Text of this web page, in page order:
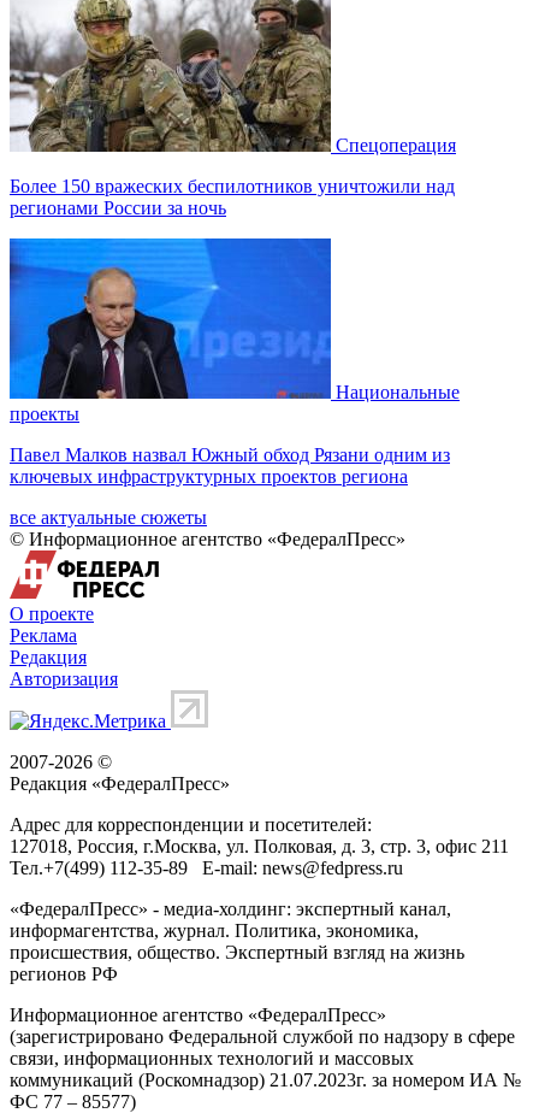
Спецоперация
Более 150 вражеских беспилотников уничтожили над
регионами России за ночь
Национальные
проекты
Павел Малков назвал Южный обход Рязани одним из
ключевых инфраструктурных проектов региона
все актуальные сюжеты
© Информационное агентство «ФедералПресс»
О проекте
Реклама
Редакция
Авторизация
2007-2026 ©
Редакция «ФедералПресс»
Адрес для корреспонденции и посетителей:
127018, Россия, г.Москва, ул. Полковая, д. 3, стр. 3, офис 211
Тел.+7(499) 112-35-89 E-mail: news@fedpress.ru
«ФедералПресс» - медиа-холдинг: экспертный канал,
информагентства, журнал. Политика, экономика,
происшествия, общество. Экспертный взгляд на жизнь
регионов РФ
Информационное агентство «ФедералПресс»
(зарегистрировано Федеральной службой по надзору в сфере
связи, информационных технологий и массовых
коммуникаций (Роскомнадзор) 21.07.2023г. за номером ИА №
ФС 77 – 85577)